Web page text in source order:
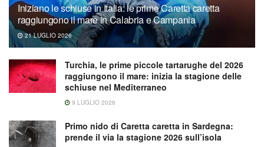
Iniziano le schiuse in Italia: le prime Caretta caretta
raggiungono il mare in Calabria e Campania
21 LUGLIO 2026
Turchia, le prime piccole tartarughe del 2026
raggiungono il mare: inizia la stagione delle
schiuse nel Mediterraneo
9 LUGLIO 2026
Primo nido di Caretta caretta in Sardegna:
prende il via la stagione 2026 sull’isola